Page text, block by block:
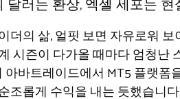
달러는 환상, 엑셀 세포는 현
더의 삶, 얼핏 보면 자유로워
시즌이 다가올 때마다 엄청난
아바트레이드에서 MT5 플랫폼
조롭게 수익을 내는 듯했습니다